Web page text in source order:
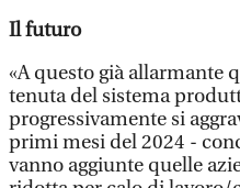
Il futuro
«A questo già allarmante
tenuta del sistema
progressivamente si
primi mesi del 2024 -
vanno aggiunte quelle